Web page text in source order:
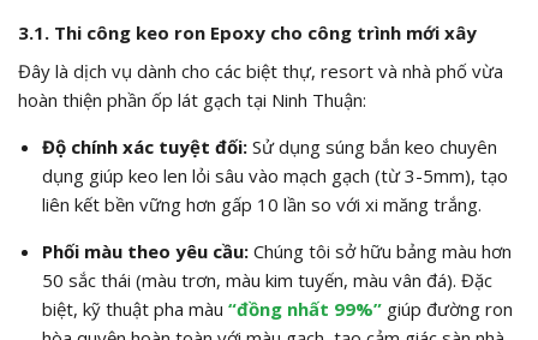
3.1. Thi công keo ron Epoxy cho công trình mới xây
Đây là dịch vụ dành cho các biệt thự, resort và nhà phố vừa
hoàn thiện phần ốp lát gạch tại Ninh Thuận:
Độ chính xác tuyệt đối:Sử dụng súng bắn keo chuyên
dụng giúp keo len lỏi sâu vào mạch gạch (từ 3-5mm), tạo
liên kết bền vững hơn gấp 10 lần so với xi măng trắng.
Phối màu theo yêu cầu:Chúng tôi sở hữu bảng màu hơn
50 sắc thái (màu trơn, màu kim tuyến, màu vân đá). Đặc
biệt, kỹ thuật pha màu “đồng nhất 99%”giúp đường ron